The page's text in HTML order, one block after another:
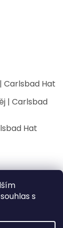
s
Carlsbad Hat
| Carlsbad
Hat